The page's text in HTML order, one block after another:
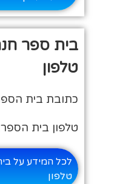
בית ספר
טלפון
כתובת בית
טלפון בית הספר: 04-6261242
לכל המידע על
טלפון